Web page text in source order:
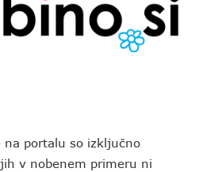
portalu so izključno
v nobenem primeru ni